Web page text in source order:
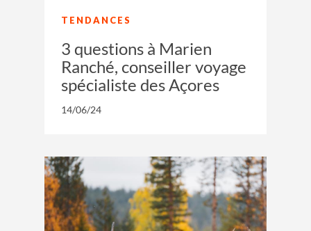
TENDANCES
3 questions à Marien
Ranché, conseiller voyage
spécialiste des Açores
14/06/24